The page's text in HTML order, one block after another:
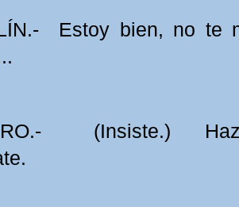
Estoy bien, no te
(Insiste.)